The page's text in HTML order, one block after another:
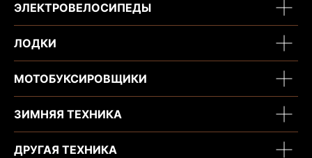
ЭЛЕКТРОВЕЛОСИПЕДЫ
ЛОДКИ
МОТОБУКСИРОВЩИКИ
ЗИМНЯЯ ТЕХНИКА
ДРУГАЯ ТЕХНИКА